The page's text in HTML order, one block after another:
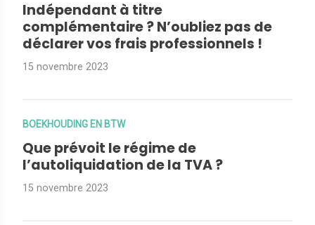
Indépendant à titre
complémentaire ? N’oubliez pas de
déclarer vos frais professionnels !
15 novembre 2023
BOEKHOUDING EN BTW
Que prévoit le régime de
l’autoliquidation de la TVA ?
15 novembre 2023